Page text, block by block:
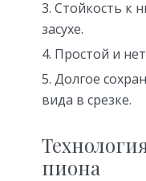
Стойкость к
засухе.
Простой и
Долгое
вида в срезке.
пиона